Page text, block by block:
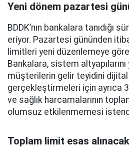
Yeni dönem pazartesi
BDDK’nın bankalara tanıdığı
eriyor. Pazartesi gününden
limitleri yeni düzenlemeye
Bankalara, sistem
müşterilerin gelir teyidini
gerçekleştirmeleri için ayrıca
ve sağlık harcamalarının
olumsuz etkilenmemesi
Toplam limit esas alınacak